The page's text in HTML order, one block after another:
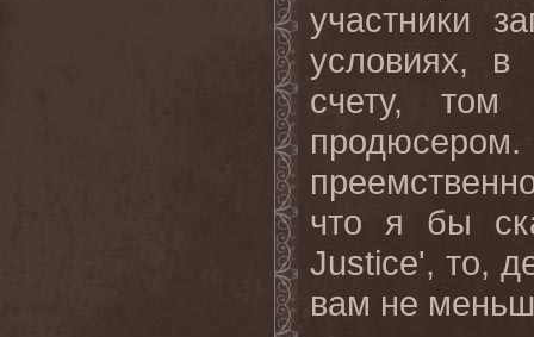
участники
условиях,
счету,
что я бы
Justice', то,
вам не